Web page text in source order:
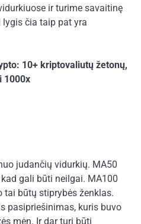
ir turime savaitinę
lygis čia taip pat yra
10+ kriptovaliutų žetonų,
1000x
judančių vidurkių. MA50
gali būti neilgai. MA100
tai būtų stiprybės ženklas.
pasipriešinimas, kuris buvo
mėn. Ir dar turi būti